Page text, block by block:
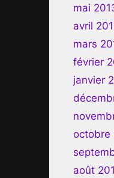
mai
avril
mars
février
janvier
octobre
août